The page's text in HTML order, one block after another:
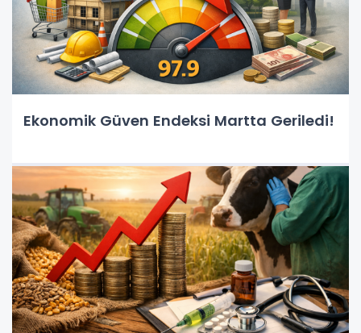
Ekonomik Güven Endeksi Martta Geriledi!